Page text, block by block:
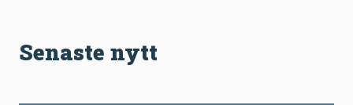
Senaste nytt